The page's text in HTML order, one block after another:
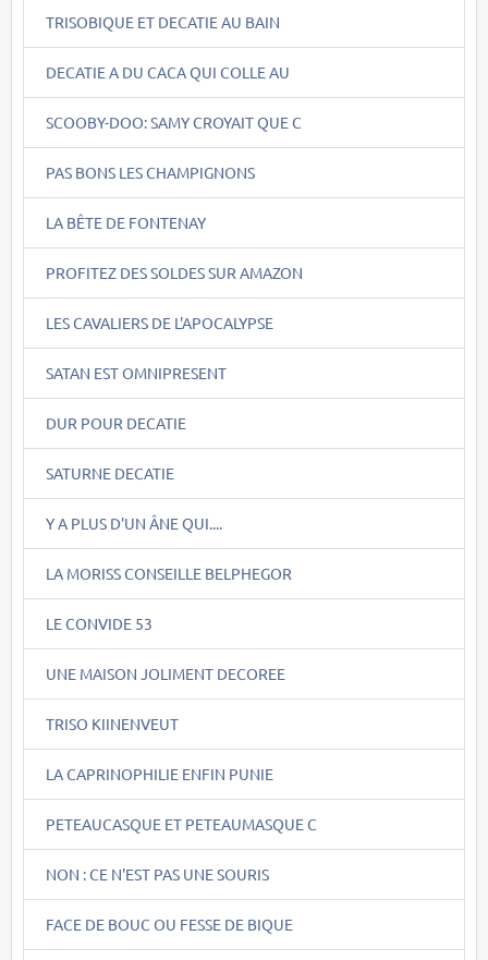
TRISOBIQUE ET DECATIE AU BAIN
DECATIE A DU CACA QUI COLLE AU
SCOOBY-DOO: SAMY CROYAIT QUE C
PAS BONS LES CHAMPIGNONS
LA BÊTE DE FONTENAY
PROFITEZ DES SOLDES SUR AMAZON
LES CAVALIERS DE L'APOCALYPSE
SATAN EST OMNIPRESENT
DUR POUR DECATIE
SATURNE DECATIE
Y A PLUS D'UN ÂNE QUI....
LA MORISS CONSEILLE BELPHEGOR
LE CONVIDE 53
UNE MAISON JOLIMENT DECOREE
TRISO KIINENVEUT
LA CAPRINOPHILIE ENFIN PUNIE
PETEAUCASQUE ET PETEAUMASQUE C
NON : CE N'EST PAS UNE SOURIS
FACE DE BOUC OU FESSE DE BIQUE